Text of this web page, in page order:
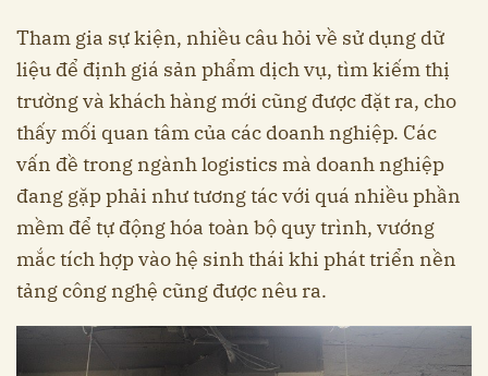
Tham gia sự kiện, nhiều câu hỏi về sử dụng dữ
liệu để định giá sản phẩm dịch vụ, tìm kiếm thị
trường và khách hàng mới cũng được đặt ra, cho
thấy mối quan tâm của các doanh nghiệp. Các
vấn đề trong ngành logistics mà doanh nghiệp
đang gặp phải như tương tác với quá nhiều phần
mềm để tự động hóa toàn bộ quy trình, vướng
mắc tích hợp vào hệ sinh thái khi phát triển nền
tảng công nghệ cũng được nêu ra.